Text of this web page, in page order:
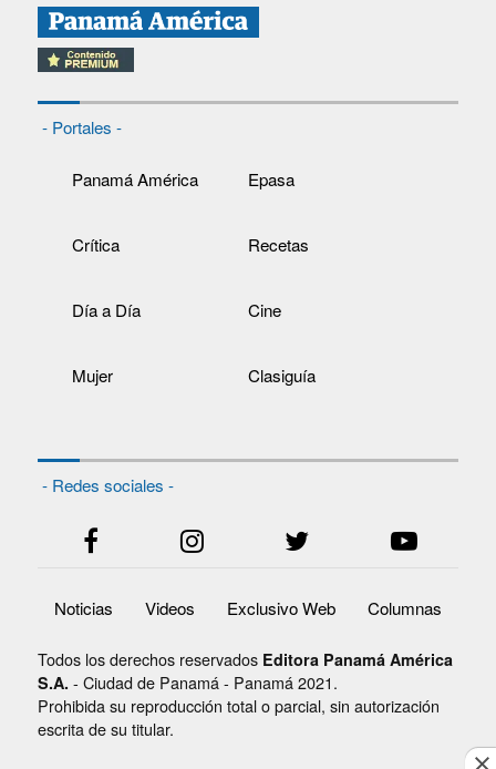
- Portales -
Panamá América Epasa
Crítica Recetas
Día a Día Cine
Mujer Clasiguía
- Redes sociales -
Noticias Videos Exclusivo Web Columnas
Todos los derechos reservados Editora Panamá América
S.A. - Ciudad de Panamá - Panamá 2021.
Prohibida su reproducción total o parcial, sin autorización
escrita de su titular.